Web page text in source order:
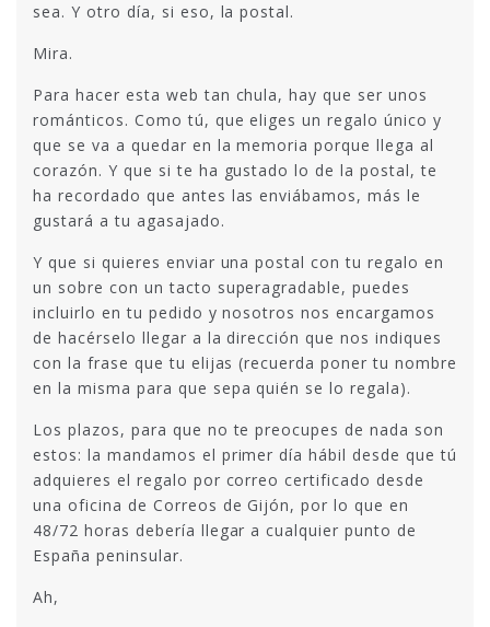
sea. Y otro día, si eso, la postal.
Mira.
Para hacer esta web tan chula, hay que ser unos
románticos. Como tú, que eliges un regalo único y
que se va a quedar en la memoria porque llega al
corazón. Y que si te ha gustado lo de la postal, te
ha recordado que antes las enviábamos, más le
gustará a tu agasajado.
Y que si quieres enviar una postal con tu regalo en
un sobre con un tacto superagradable, puedes
incluirlo en tu pedido y nosotros nos encargamos
de hacérselo llegar a la dirección que nos indiques
con la frase que tu elijas (recuerda poner tu nombre
en la misma para que sepa quién se lo regala).
Los plazos, para que no te preocupes de nada son
estos: la mandamos el primer día hábil desde que tú
adquieres el regalo por correo certificado desde
una oficina de Correos de Gijón, por lo que en
48/72 horas debería llegar a cualquier punto de
España peninsular.
Ah,